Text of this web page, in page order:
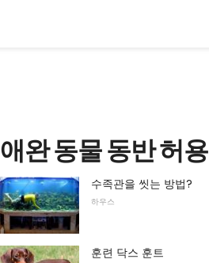
애완 동물 동반 허용
수족관을 씻는 방법?
하우스
훈련 닥스 훈트